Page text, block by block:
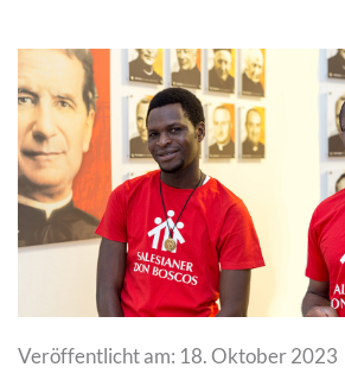
Veröffentlicht am: 18. Oktober 2023